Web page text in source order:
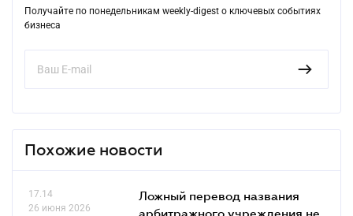
Получайте по понедельникам weekly-digest о ключевых событиях
бизнеса
Похожие новости
17.14
26 июня 2026
Ложный перевод названия
арбитражного учреждения не